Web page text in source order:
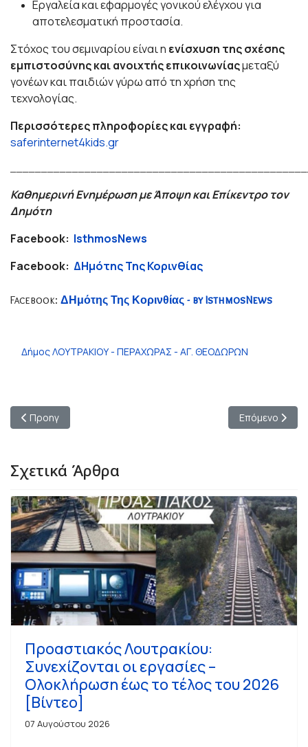
Εργαλεία και εφαρμογές γονικού ελέγχου για
αποτελεσματική προστασία.
Στόχος του σεμιναρίου είναι η ενίσχυση της σχέσης
εμπιστοσύνης και ανοιχτής επικοινωνίαςμεταξύ
γονέων και παιδιών γύρω από τη χρήση της
τεχνολογίας.
Περισσότερες πληροφορίες και εγγραφή:
saferinternet4kids.gr
Καθημερινή Ενημέρωση με Άποψη και Επίκεντρο τον
Δημότη
Facebook: IsthmosNews
Facebook: ΔΗμότης Της Κορινθίας
Facebook: ΔΗμότης Της Κορινθίας - by IsthmosNews
Δήμος ΛΟΥΤΡΑΚΙΟΥ - ΠΕΡΑΧΩΡΑΣ - ΑΓ. ΘΕΟΔΩΡΩΝ
Προηγούμενο άρθρο: Κατερίνα Μπασιώτη: Θερμά
Προηγ Επόμενο
Επόμενο
Σχετικά Άρθρα
Προαστιακός Λουτρακίου:
Συνεχίζονται οι εργασίες –
Ολοκλήρωση έως το τέλος του 2026
[Βίντεο]
07 Αυγούστου 2026